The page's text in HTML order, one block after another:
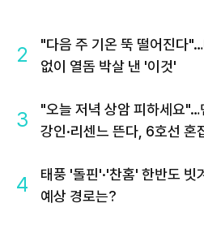
2
"다음 주 기온 뚝 떨어진다
없이 열돔 박살 낸 '이것'
3
"오늘 저녁 상암 피하세요"…
강인·리센느 뜬다, 6호선 혼
4
태풍 '돌핀'·'찬홈' 한반도 빗
예상 경로는?